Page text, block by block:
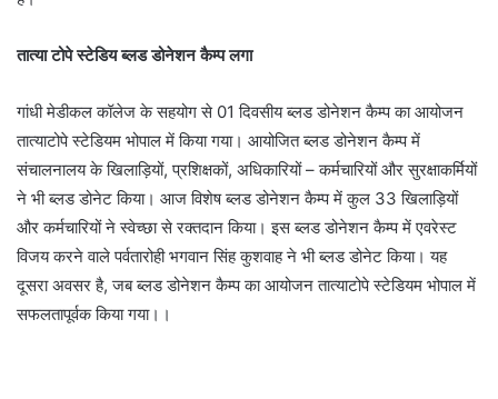
तात्या टोपे स्टेडिय ब्लड डोनेशन कैम्प लगा
गांधी मेडीकल कॉलेज के सहयोग से 01 दिवसीय ब्लड डोनेशन कैम्प का आयोजन
तात्याटोपे स्टेडियम भोपाल में किया गया। आयोजित ब्लड डोनेशन कैम्प में
संचालनालय के खिलाड़ियों, प्रशिक्षकों, अधिकारियों – कर्मचारियों और सुरक्षाकर्मियों
ने भी ब्लड डोनेट किया। आज विशेष ब्लड डोनेशन कैम्प में कुल 33 खिलाड़ियों
और कर्मचारियों ने स्वेच्छा से रक्तदान किया। इस ब्लड डोनेशन कैम्प में एवरेस्ट
विजय करने वाले पर्वतारोही भगवान सिंह कुशवाह ने भी ब्लड डोनेट किया। यह
दूसरा अवसर है, जब ब्लड डोनेशन कैम्प का आयोजन तात्याटोपे स्टेडियम भोपाल में
सफलतापूर्वक किया गया।।